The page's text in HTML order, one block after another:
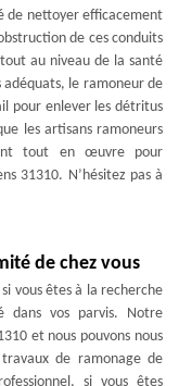
de nettoyer efficacement
de ces conduits
au niveau de la santé
adéquats, le ramoneur de
pour enlever les détritus
les artisans ramoneurs
tout en œuvre pour
31310. N’hésitez pas à
de chez vous
vous êtes à la recherche
dans vos parvis. Notre
et nous pouvons nous
de ramonage de
si vous êtes